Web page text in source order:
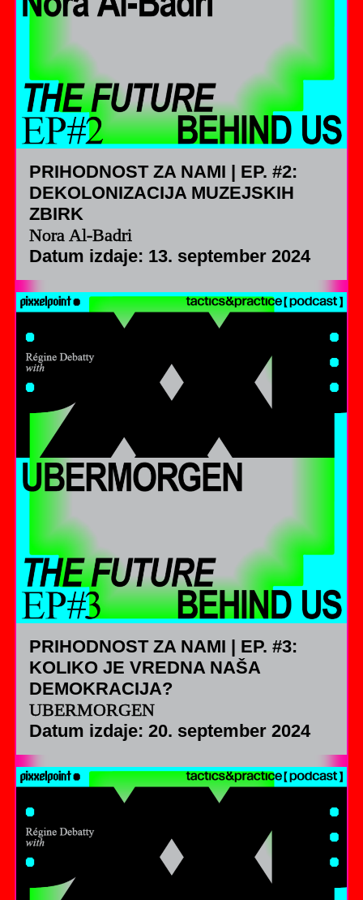
PRIHODNOST ZA NAMI | EP. #2:
DEKOLONIZACIJA MUZEJSKIH
ZBIRK
Nora Al-Badri
Datum izdaje: 13. september 2024
PRIHODNOST ZA NAMI | EP. #3:
KOLIKO JE VREDNA NAŠA
DEMOKRACIJA?
UBERMORGEN
Datum izdaje: 20. september 2024